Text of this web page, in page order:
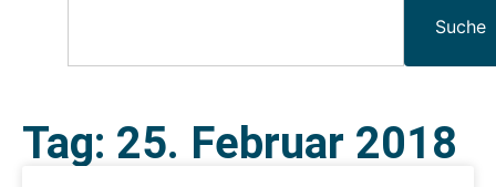
Suche
Tag: 25. Februar 2018